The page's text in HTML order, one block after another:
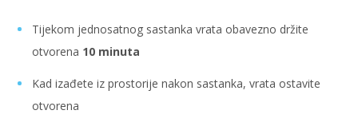
Tijekom jednosatnog sastanka vrata obavezno držite
otvorena 10 minuta
Kad izađete iz prostorije nakon sastanka, vrata ostavite
otvorena